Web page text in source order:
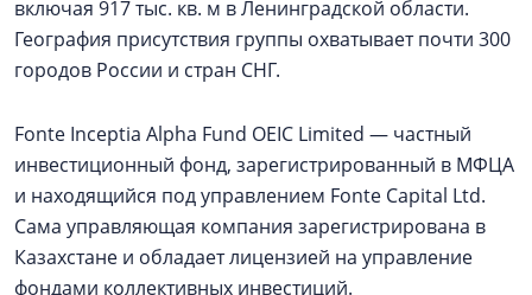
включая 917 тыс. кв. м в Ленинградской области.
География присутствия группы охватывает почти 300
городов России и стран СНГ.
Fonte Inceptia Alpha Fund OEIC Limited — частный
инвестиционный фонд, зарегистрированный в МФЦА
и находящийся под управлением Fonte Capital Ltd.
Сама управляющая компания зарегистрирована в
Казахстане и обладает лицензией на управление
фондами коллективных инвестиций.